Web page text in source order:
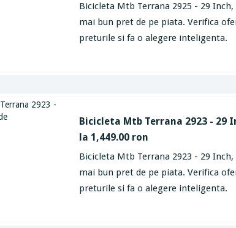
Bicicleta Mtb Terrana 2925 - 29
mai bun pret de pe piata. Verifica
preturile si fa o alegere inteligenta.
Bicicleta Mtb Terrana 2923 - 29
la 1,449.00 ron
Bicicleta Mtb Terrana 2923 - 29 Inch,
mai bun pret de pe piata. Verifica
preturile si fa o alegere inteligenta.